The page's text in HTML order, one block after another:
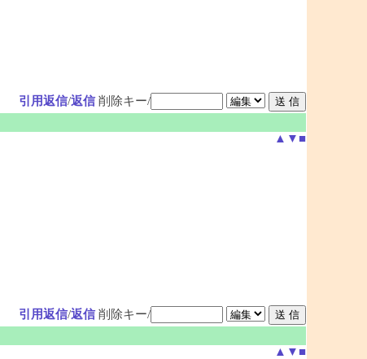
引用返信/返信 削除キー/
▲ ▼ ■
引用返信/返信 削除キー/
▲ ▼ ■